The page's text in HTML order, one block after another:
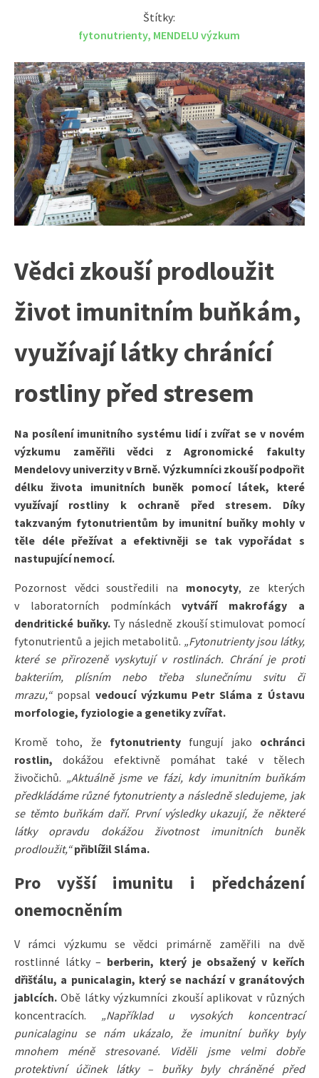
Štítky:
fytonutrienty, MENDELU výzkum
Vědci zkouší prodloužit
život imunitním buňkám,
využívají látky chránící
rostliny před stresem
Na posílení imunitního systému lidí i zvířat se v novém
výzkumu zaměřili vědci z Agronomické fakulty
Mendelovy univerzity v Brně. Výzkumníci zkouší podpořit
délku života imunitních buněk pomocí látek, které
využívají rostliny k ochraně před stresem. Díky
takzvaným fytonutrientům by imunitní buňky mohly v
těle déle přežívat a efektivněji se tak vypořádat s
nastupující nemocí.
Pozornost vědci soustředili na monocyty, ze kterých
v laboratorních podmínkáchvytváří makrofágy a
dendritické buňky.Ty následně zkouší stimulovat pomocí
fytonutrientů a jejich metabolitů. „Fytonutrienty jsou látky,
které se přirozeně vyskytují v rostlinách. Chrání je proti
bakteriím, plísním nebo třeba slunečnímu svitu či
mrazu,“popsal vedoucí výzkumu Petr Sláma z Ústavu
morfologie, fyziologie a genetiky zvířat.
Kromě toho, že fytonutrienty fungují jako ochránci
rostlin,dokážou efektivně pomáhat také v tělech
živočichů. „Aktuálně jsme ve fázi, kdy imunitním buňkám
předkládáme různé fytonutrienty a následně sledujeme, jak
se těmto buňkám daří. První výsledky ukazují, že některé
látky opravdu dokážou životnost imunitních buněk
prodloužit,“ přiblížil Sláma.
Pro vyšší imunitu i předcházení
onemocněním
V rámci výzkumu se vědci primárně zaměřili na dvě
rostlinné látky – berberin, který je obsažený v keřích
dřišťálu, a punicalagin, který se nachází v granátových
jablcích.Obě látky výzkumníci zkouší aplikovat v různých
koncentracích. „Například u vysokých koncentrací
punicalaginu se nám ukázalo, že imunitní buňky byly
mnohem méně stresované. Viděli jsme velmi dobře
protektivní účinek látky – buňky byly chráněné před